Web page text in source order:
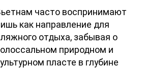
часто воспринимают
как направление для
отдыха, забывая о
природном и
пласте в глубине